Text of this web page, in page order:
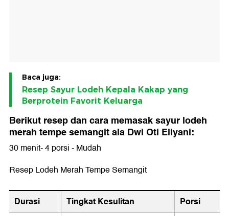
Baca juga:
Resep Sayur Lodeh Kepala Kakap yang
Berprotein Favorit Keluarga
Berikut resep dan cara memasak sayur lodeh
merah tempe semangit ala Dwi Oti Eliyani:
30 menit- 4 porsi - Mudah
Resep Lodeh Merah Tempe Semangit
Durasi Tingkat Kesulitan Porsi